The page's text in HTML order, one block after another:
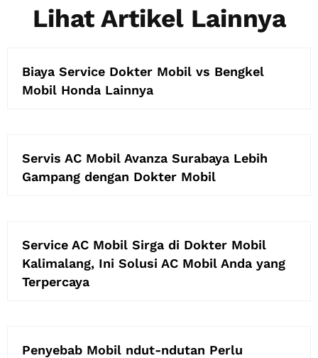
Lihat Artikel Lainnya
Biaya Service Dokter Mobil vs Bengkel
Mobil Honda Lainnya
Servis AC Mobil Avanza Surabaya Lebih
Gampang dengan Dokter Mobil
Service AC Mobil Sirga di Dokter Mobil
Kalimalang, Ini Solusi AC Mobil Anda yang
Terpercaya
Penyebab Mobil ndut-ndutan Perlu